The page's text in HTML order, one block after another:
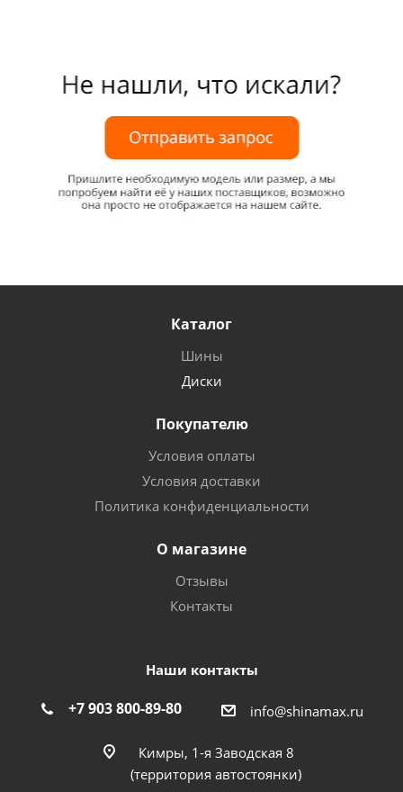
Каталог
Шины
Диски
Покупателю
Условия оплаты
Условия доставки
Политика конфиденциальности
О магазине
Отзывы
Контакты
Наши контакты
+7 903 800-89-80 info@shinamax.ru
Кимры, 1-я Заводская 8
(территория автостоянки)